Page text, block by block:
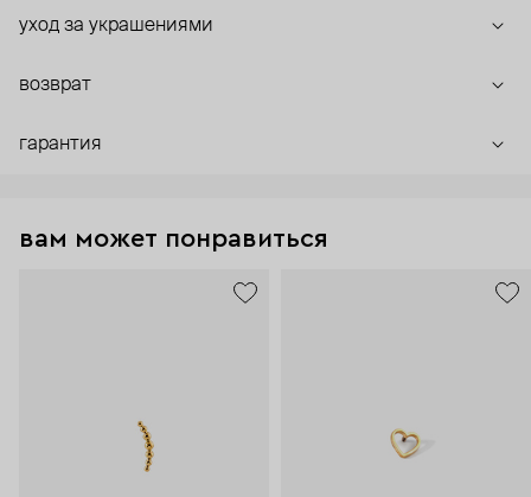
уход за украшениями
возврат
гарантия
вам может понравиться